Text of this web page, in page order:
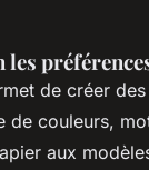
de créer
de couleurs,
aux